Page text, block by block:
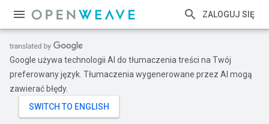
ZALOGUJ SIĘ
Google używa technologii AI do tłumaczenia treści na Twój
preferowany język. Tłumaczenia wygenerowane przez AI mogą
zawierać błędy.